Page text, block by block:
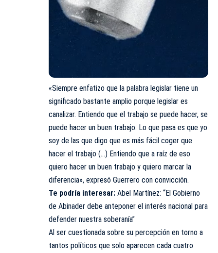
«Siempre enfatizo que la palabra legislar tiene un
significado bastante amplio porque legislar es
canalizar. Entiendo que el trabajo se puede hacer, se
puede hacer un buen trabajo. Lo que pasa es que yo
soy de las que digo que es más fácil coger que
hacer el trabajo (…) Entiendo que a raíz de eso
quiero hacer un buen trabajo y quiero marcar la
diferencia», expresó Guerrero con convicción.
Te podría interesar: Abel Martínez: “El Gobierno
de Abinader debe anteponer el interés nacional para
defender nuestra soberanía”
Al ser cuestionada sobre su percepción en torno a
tantos políticos que solo aparecen cada cuatro